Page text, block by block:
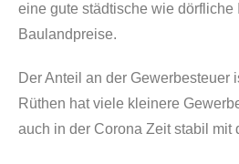
eine gute städtische wie dörfliche
Baulandpreise.
Der Anteil an der Gewerbesteuer
Rüthen hat viele kleinere
auch in der Corona Zeit stabil mit